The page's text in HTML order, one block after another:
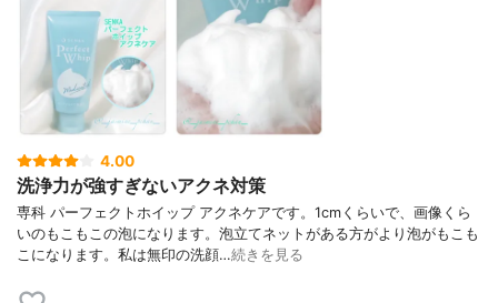
4.00
洗浄力が強すぎないアクネ対策
専科 パーフェクトホイップ アクネケアです。1cmくらいで、画像くら
いのもこもこの泡になります。泡立てネットがある方がより泡がもこも
こになります。私は無印の洗顔…続きを見る